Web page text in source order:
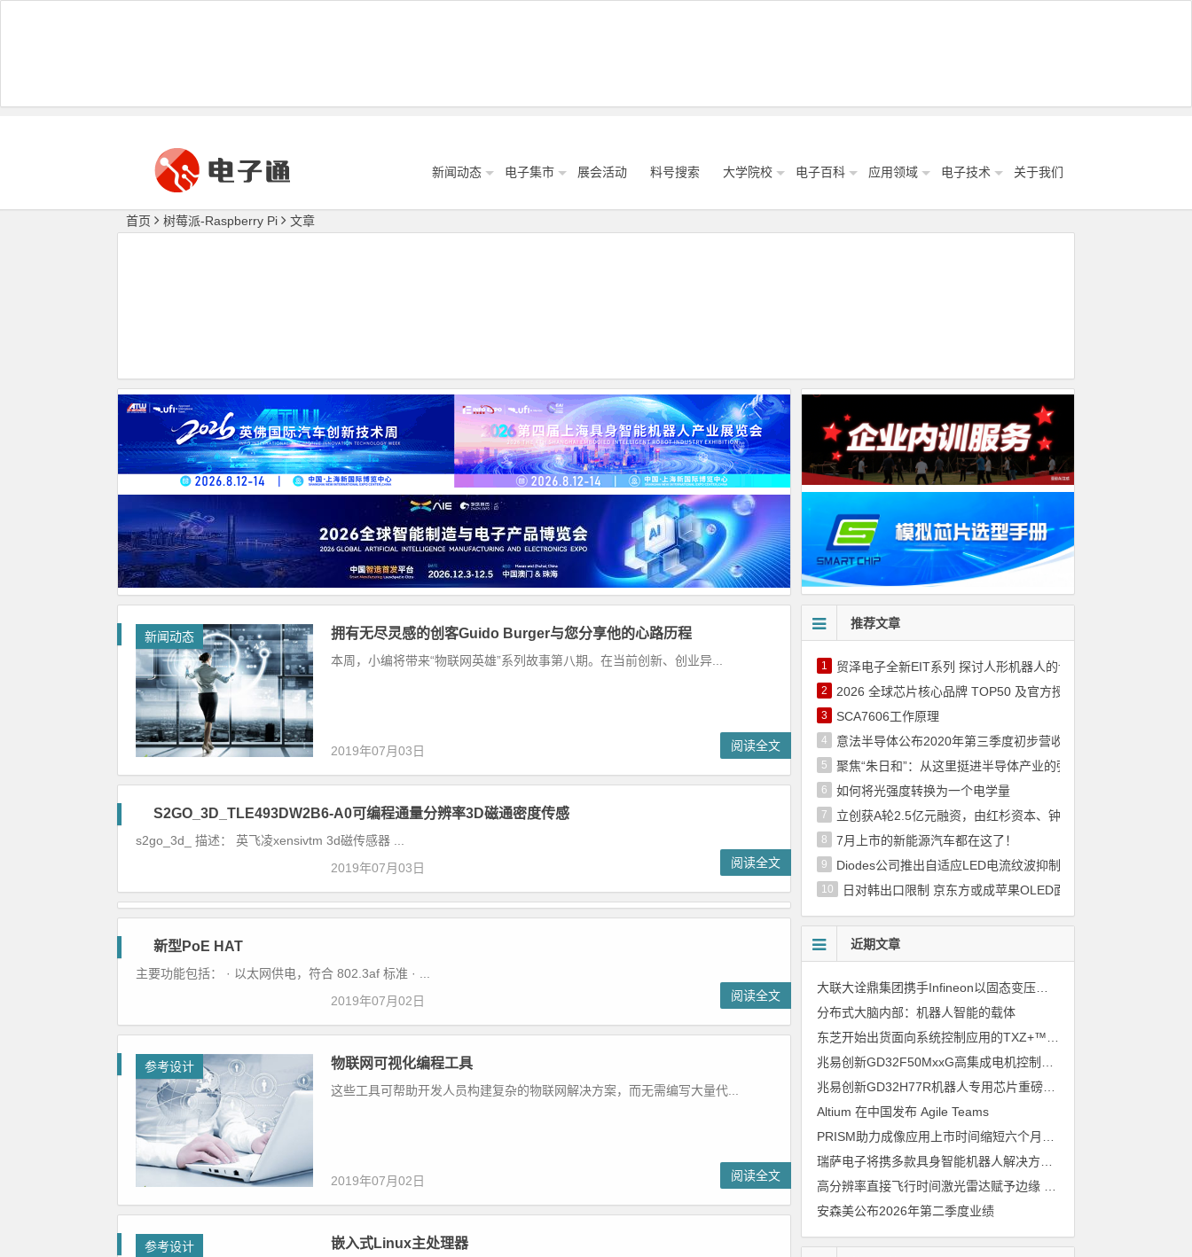
新闻动态 电子集市 展会活动 料号搜索 大学院校 电子百科 应用领域 电子技术 关于我们
首页 树莓派-Raspberry Pi 文章
新闻动态 拥有无尽灵感的创客Guido Burger与您分享他的心路历程
本周，小编将带来“物联网英雄”系列故事第八期。在当前创新、创业异...
2019年07月03日 阅读全文
参
考
计
S2GO_3D_TLE493DW2B6-A0可编程通量分辨率3D磁通密度传感
s2go_3d_ 描述： 英飞凌xensivtm 3d磁传感器 ...
2019年07月03日
阅读全文
参
考
计
新型PoE HAT
主要功能包括： · 以太网供电，符合 802.3af 标准 · ...
2019年07月02日
阅读全文
参考设计 物联网可视化编程工具
这些工具可帮助开发人员构建复杂的物联网解决方案，而无需编写大量代...
2019年07月02日 阅读全文
参考设计 嵌入式Linux主处理器
推荐文章
1 贸泽电子全新EIT系列 探讨人形机器人的设计核心要点
2 2026 全球芯片核心品牌 TOP50 及官方授权代理商（通过官网整
3 SCA7606工作原理
4 意法半导体公布2020年第三季度初步营收 和2020年第三季度财
5 聚焦“朱日和”：从这里挺进半导体产业的强国之列
6 如何将光强度转换为一个电学量
7 立创获A轮2.5亿元融资，由红杉资本、钟鼎资本联合完成
8 7月上市的新能源汽车都在这了！
9 Diodes公司推出自适应LED电流纹波抑制器
10 日对韩出口限制 京东方或成苹果OLED面板供应商
近期文章
大联大诠鼎集团携手Infineon以固态变压器重构配电效率新标杆
分布式大脑内部：机器人智能的载体
兆易创新GD32H77R机器人专用芯片重磅亮相，精准赋能伺服驱动与关节控制
Altium 在中国发布 Agile Teams
安森美公布2026年第二季度业绩